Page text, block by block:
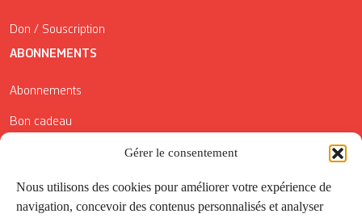
Gérer le consentement
Nous utilisons des cookies pour améliorer votre expérience de
navigation, concevoir des contenus personnalisés et analyser
Don / Souscription
ABONNEMENTS
Abonnements
Bon cadeau
Conditions générales de vente
Réductions de la Carte Côté Courrier
Application